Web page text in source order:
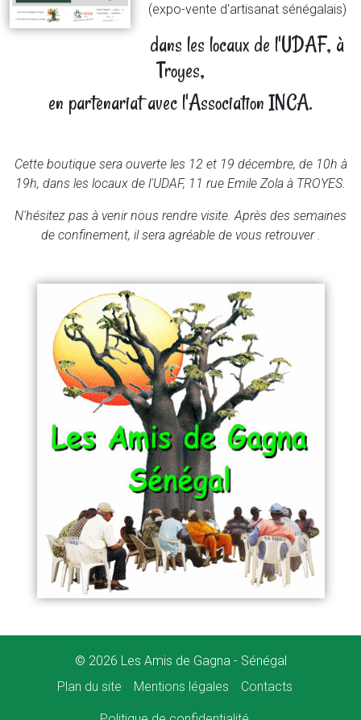
(expo-vente d'artisanat sénégalais)
dans les locaux de l'UDAF, à
Troyes,
en partenariat avec l'Association INCA.
Cette boutique sera ouverte les 12 et 19 décembre, de 10h à
19h, dans les locaux de l'UDAF, 11 rue Emile Zola à TROYES.
N'hésitez pas à venir nous rendre visite. Après des semaines
de confinement, il sera agréable de vous retrouver .
© 2026 Les Amis de Gagna - Sénégal
Plan du site
Mentions légales Contacts